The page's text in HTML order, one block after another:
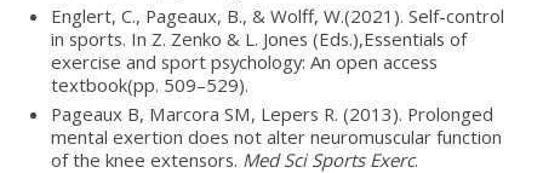
Englert, C., Pageaux, B., & Wolff, W.(2021). Self-control
in sports. In Z. Zenko & L. Jones (Eds.),Essentials of
exercise and sport psychology: An open access
textbook(pp. 509–529).
Pageaux B, Marcora SM, Lepers R. (2013). Prolonged
mental exertion does not alter neuromuscular function
of the knee extensors. Med Sci Sports Exerc.